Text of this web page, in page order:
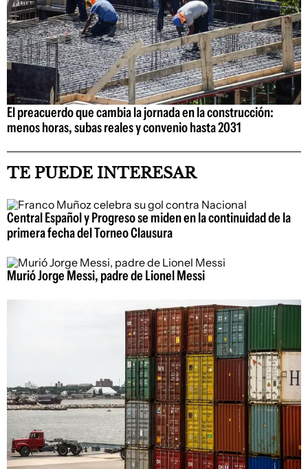
El preacuerdo que cambia la jornada en la construcción:
menos horas, subas reales y convenio hasta 2031
TE PUEDE INTERESAR
Central Español y Progreso se miden en la continuidad de la
primera fecha del Torneo Clausura
Murió Jorge Messi, padre de Lionel Messi